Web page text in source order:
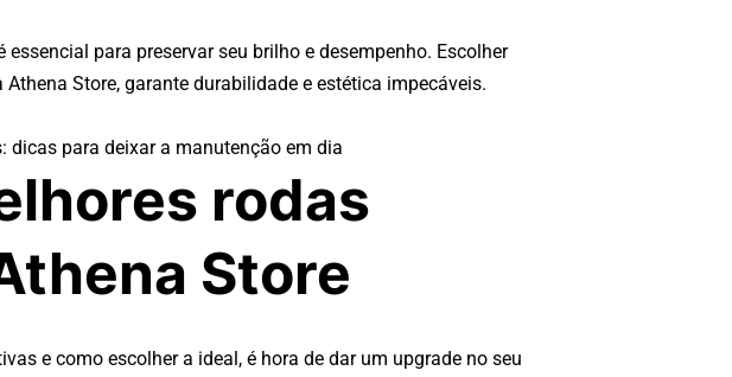
para preservar seu brilho e desempenho. Escolher
Store, garante durabilidade e estética impecáveis.
dicas para deixar a manutenção em dia
rodas
Store
e como escolher a ideal, é hora de dar um upgrade no seu